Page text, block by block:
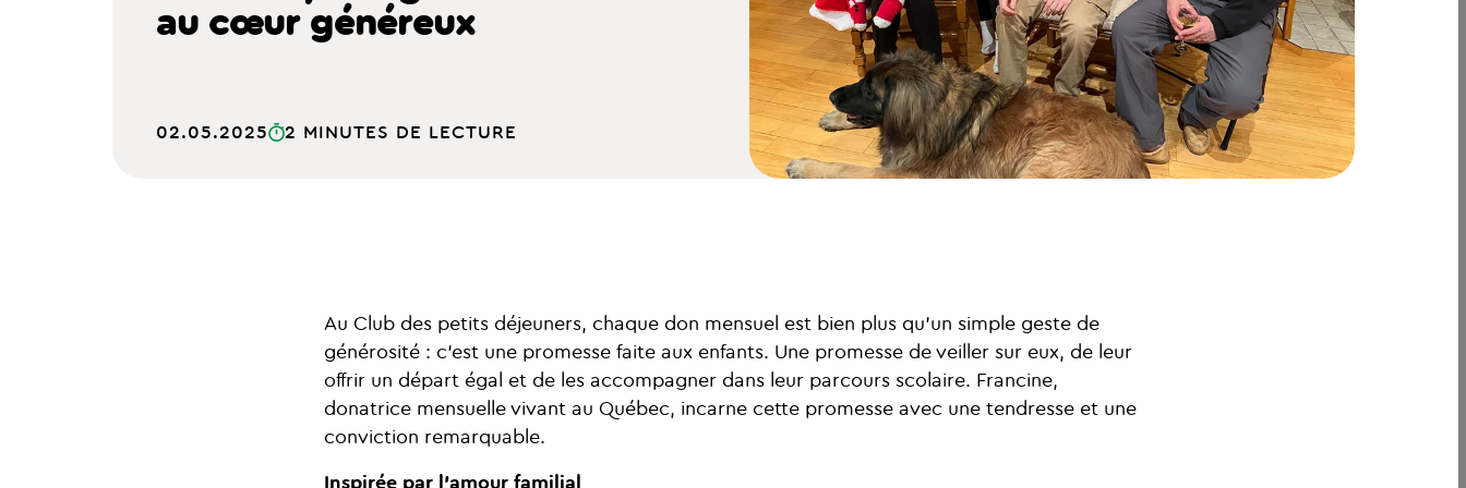
au cœur généreux
02.05.2025 2 MINUTES DE LECTURE
Au Club des petits déjeuners, chaque don mensuel est bien plus qu’un simple geste de
générosité : c’est une promesse faite aux enfants. Une promesse de veiller sur eux, de leur
offrir un départ égal et de les accompagner dans leur parcours scolaire. Francine,
donatrice mensuelle vivant au Québec, incarne cette promesse avec une tendresse et une
conviction remarquable.
Inspirée par l’amour familial